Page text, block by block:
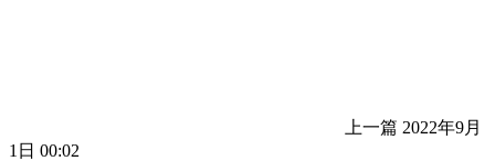
上一篇 2022年9月
1日 00:02